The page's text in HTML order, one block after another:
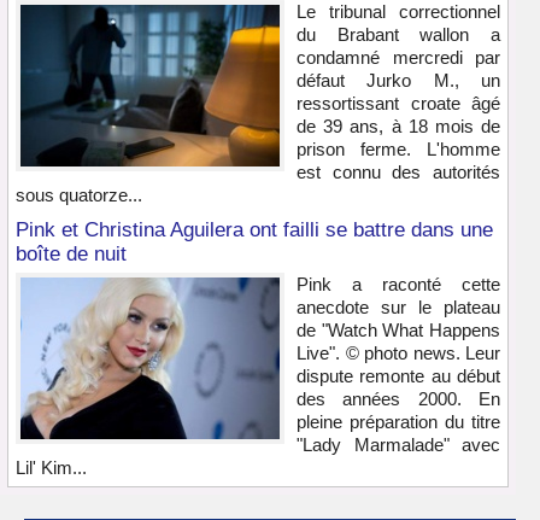
Le tribunal correctionnel
du Brabant wallon a
condamné mercredi par
défaut Jurko M., un
ressortissant croate âgé
de 39 ans, à 18 mois de
prison ferme. L'homme
est connu des autorités
sous quatorze...
Pink et Christina Aguilera ont failli se battre dans une
boîte de nuit
Pink a raconté cette
anecdote sur le plateau
de "Watch What Happens
Live". © photo news. Leur
dispute remonte au début
des années 2000. En
pleine préparation du titre
"Lady Marmalade" avec
Lil' Kim...